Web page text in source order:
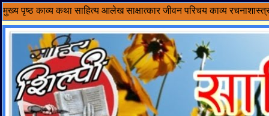
मुख्य पृष्ठ काव्य कथा साहित्य आलेख साक्षात्कार जीवन परिचय काव्य